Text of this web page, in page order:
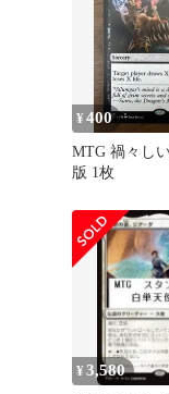
¥400
MTG 禍々し
版 1枚
¥3,580